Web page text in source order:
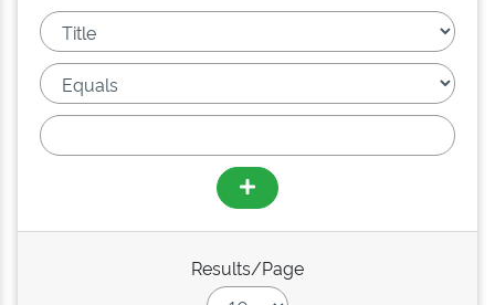
Results/Page